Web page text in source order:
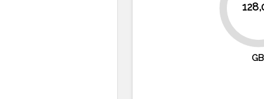
75%
GB